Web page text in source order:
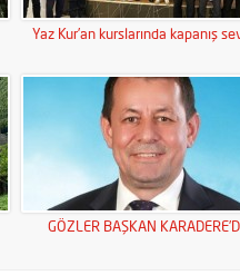
Yaz Kur’an kurslarında kapanış
GÖZLER BAŞKAN